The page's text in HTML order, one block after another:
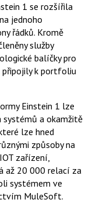
1 se rozšířila
jednoho
řádků. Kromě
služby
balíčky pro
připojily k portfoliu
Einstein 1 lze
systémů a okamžitě
lze hned
způsoby na
zařízení,
až 20 000 relací za
systémem ve
MuleSoft.